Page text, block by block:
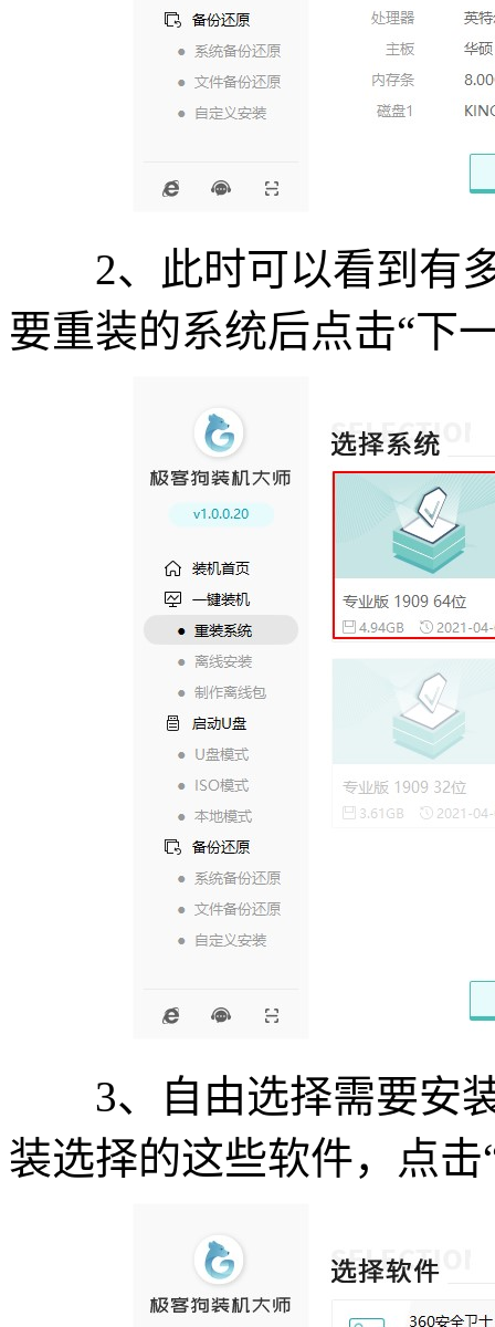
2、此时可以看到有多
要重装的系统后点击“下
3、自由选择需要安装
装选择的这些软件，点击